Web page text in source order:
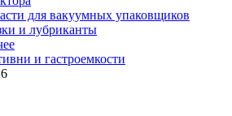
для вакуумных упаковщиков
и лубриканты
и гастроемкости